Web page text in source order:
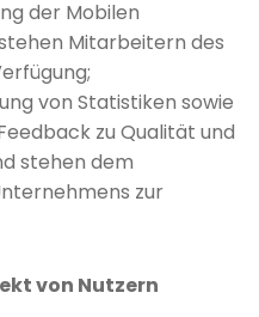
der Mobilen
Mitarbeitern des
von Statistiken sowie
zu Qualität und
stehen dem
zur
von Nutzern